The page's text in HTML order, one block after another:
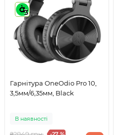
3
Гарнітура OneOdio Pro 10,
3,5мм/6,35мм, Black
В наявності